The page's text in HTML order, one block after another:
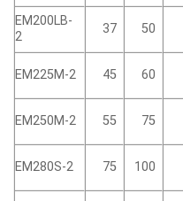
EM200LB-
2
37 50
EM225M-2 45 60
EM250M-2 55 75
EM280S-2 75 100